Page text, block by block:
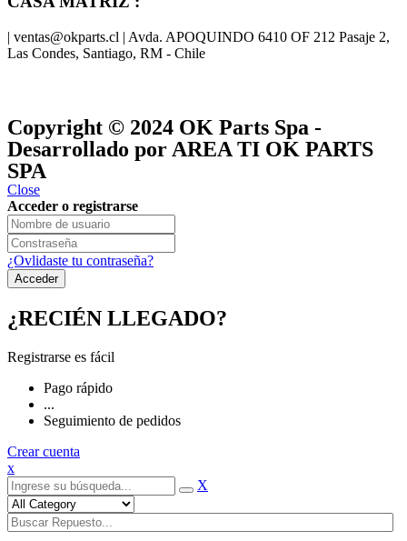
| ventas@okparts.cl | Avda. APOQUINDO 6410 OF 212 Pasaje 2,
Las Condes, Santiago, RM - Chile
Copyright © 2024 OK Parts Spa -
Desarrollado por AREA TI OK PARTS
SPA
Close
Acceder o registrarse
¿Ovlidaste tu contraseña?
¿RECIÉN LLEGADO?
Registrarse es fácil
Pago rápido
...
Seguimiento de pedidos
Crear cuenta
x
X